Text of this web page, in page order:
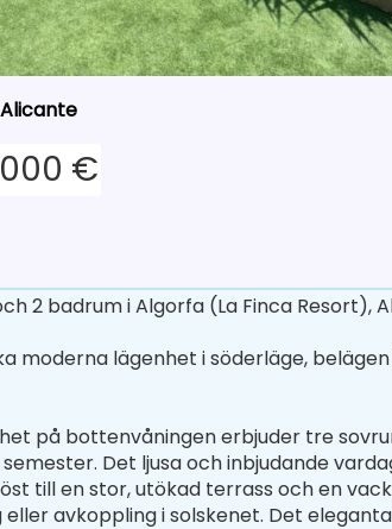
€
2 badrum i Algorfa (La Finca Resort),
moderna lägenhet i söderläge, belägen
på bottenvåningen erbjuder tre
Det ljusa och inbjudande
till en stor, utökad terrass och en
avkoppling i solskenet. Det